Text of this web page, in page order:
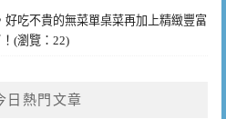
吃不貴的無菜單桌菜再加上精緻豐富
(瀏覽：22)
日熱門文章